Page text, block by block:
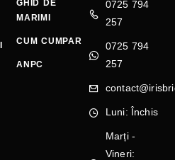
GHID DE
MARIMI
CUM CUMPAR
ANPC
0725 794
257
0725 794
257
Luni: Închis
Marți -
Vineri: